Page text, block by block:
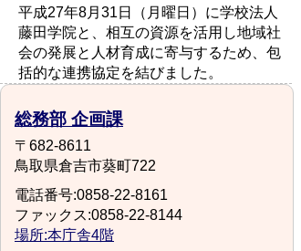
平成27年8月31日（月曜日）に学校法人
藤田学院と、相互の資源を活用し地域社
会の発展と人材育成に寄与するため、包
括的な連携協定を結びました。
総務部 企画課
〒682-8611
鳥取県倉吉市葵町722
電話番号:0858-22-8161
ファックス:0858-22-8144
場所:本庁舎4階